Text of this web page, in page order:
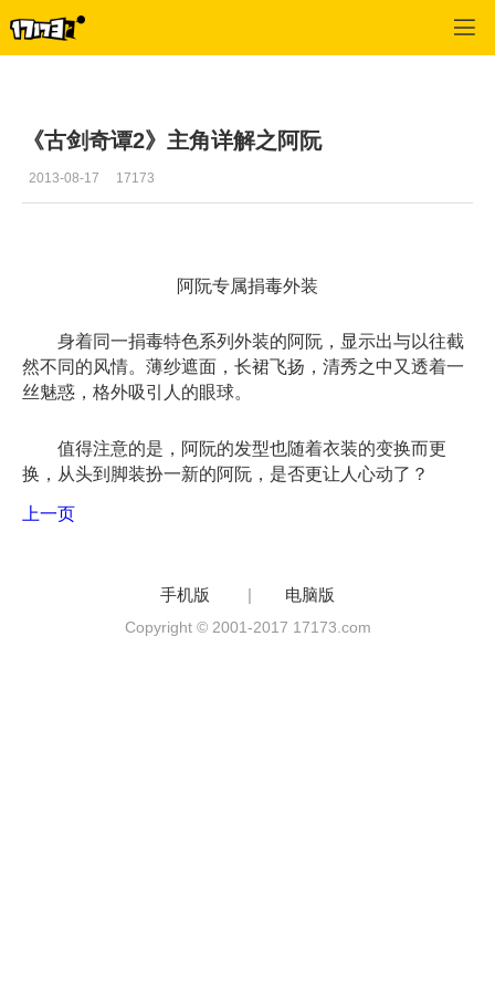
《古剑奇谭2》主角详解之阿阮
2013-08-17 17173
阿阮专属捐毒外装
身着同一捐毒特色系列外装的阿阮，显示出与以往截
然不同的风情。薄纱遮面，长裙飞扬，清秀之中又透着一
丝魅惑，格外吸引人的眼球。
值得注意的是，阿阮的发型也随着衣装的变换而更
换，从头到脚装扮一新的阿阮，是否更让人心动了？
上一页
手机版 | 电脑版
Copyright © 2001-2017 17173.com